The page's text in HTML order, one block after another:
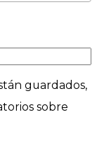
guardados,
sobre